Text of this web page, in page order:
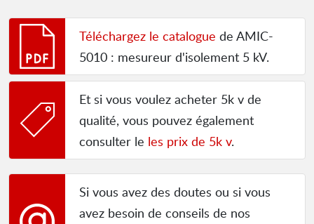
Téléchargez le catalogue de AMIC-
5010 : mesureur d'isolement 5 kV.
Et si vous voulez acheter 5k v de
qualité, vous pouvez également
consulter le les prix de 5k v.
Si vous avez des doutes ou si vous
avez besoin de conseils de nos